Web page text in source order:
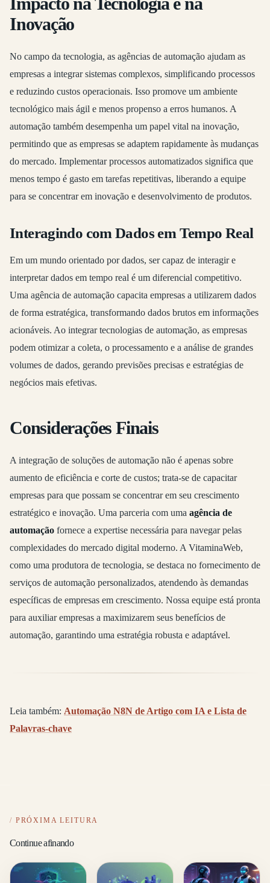
Inovação
No campo da tecnologia, as agências de automação ajudam as
empresas a integrar sistemas complexos, simplificando processos
e reduzindo custos operacionais. Isso promove um ambiente
tecnológico mais ágil e menos propenso a erros humanos. A
automação também desempenha um papel vital na inovação,
permitindo que as empresas se adaptem rapidamente às mudanças
do mercado. Implementar processos automatizados significa que
menos tempo é gasto em tarefas repetitivas, liberando a equipe
para se concentrar em inovação e desenvolvimento de produtos.
Interagindo com Dados em Tempo Real
Em um mundo orientado por dados, ser capaz de interagir e
interpretar dados em tempo real é um diferencial competitivo.
Uma agência de automação capacita empresas a utilizarem dados
de forma estratégica, transformando dados brutos em informações
acionáveis. Ao integrar tecnologias de automação, as empresas
podem otimizar a coleta, o processamento e a análise de grandes
volumes de dados, gerando previsões precisas e estratégias de
negócios mais efetivas.
Considerações Finais
A integração de soluções de automação não é apenas sobre
aumento de eficiência e corte de custos; trata-se de capacitar
empresas para que possam se concentrar em seu crescimento
estratégico e inovação. Uma parceria com uma agência de
automação fornece a expertise necessária para navegar pelas
complexidades do mercado digital moderno. A VitaminaWeb,
como uma produtora de tecnologia, se destaca no fornecimento de
serviços de automação personalizados, atendendo às demandas
específicas de empresas em crescimento. Nossa equipe está pronta
para auxiliar empresas a maximizarem seus benefícios de
automação, garantindo uma estratégia robusta e adaptável.
Leia também: Automação N8N de Artigo com IA e Lista de
Palavras-chave
PRÓXIMA LEITURA
Continue afinando